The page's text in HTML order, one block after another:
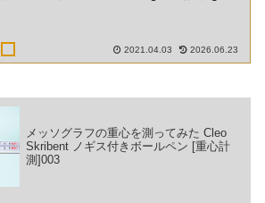
2021.04.03 2026.06.23
メッソグラフの重心を測ってみた Cleo
Skribent ノギス付きボールペン [重心計
測]003